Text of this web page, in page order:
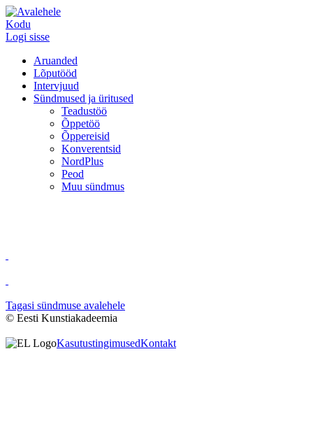
Kodu
Logi sisse
Aruanded
Lõputööd
Intervjuud
Sündmused ja üritused
Teadustöö
Õppetöö
Õppereisid
Konverentsid
NordPlus
Peod
Muu sündmus
Tagasi sündmuse avalehele
© Eesti Kunstiakadeemia
KasutustingimusedKontakt